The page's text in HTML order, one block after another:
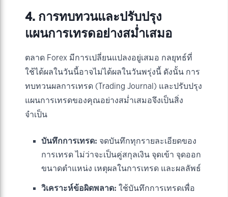
4. การทบทวนและปรับปรุง
แผนการเทรดอย่างสม่ำเสมอ
ตลาด Forex มีการเปลี่ยนแปลงอยู่เสมอ กลยุทธ์ที่
ใช้ได้ผลในวันนี้อาจไม่ได้ผลในวันพรุ่งนี้ ดังนั้น การ
ทบทวนผลการเทรด (Trading Journal) และปรับปรุง
แผนการเทรดของคุณอย่างสม่ำเสมอจึงเป็นสิ่ง
จำเป็น
บันทึกการเทรด: จดบันทึกทุกรายละเอียดของ
การเทรด ไม่ว่าจะเป็นคู่สกุลเงิน จุดเข้า จุดออก
ขนาดตำแหน่ง เหตุผลในการเทรด และผลลัพธ์
วิเคราะห์ข้อผิดพลาด: ใช้บันทึกการเทรดเพื่อ